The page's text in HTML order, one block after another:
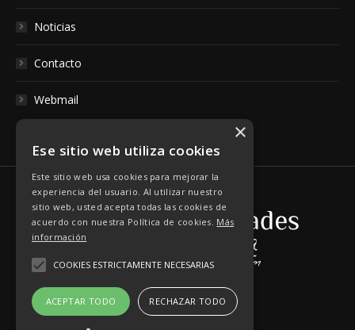
Noticias
Contacto
Webmail
×
Ese sitio web utiliza cookies
Este sitio web usa cookies para mejorar la
experiencia del usuario. Al utilizar nuestro
sitio web, usted acepta todas las cookies de
acuerdo con nuestra Política de cookies. Más
información
COOKIES ESTRICTAMENTE NECESARIAS
ACEPTAR TODO RECHAZAR TODO